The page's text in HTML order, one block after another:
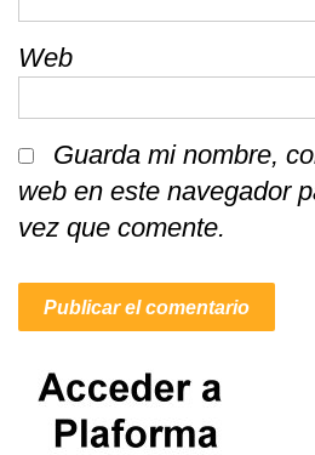
Web
Guarda mi nombre,
web en este navegador
vez que comente.